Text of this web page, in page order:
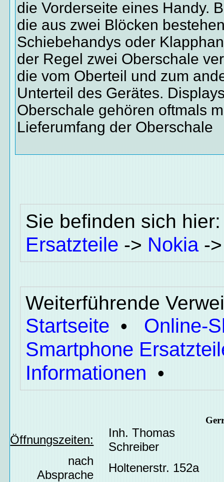
die Vorderseite eines Handy.
die aus zwei Blöcken
Schiebehandys oder
der Regel zwei Oberschale
die vom Oberteil und zum
Unterteil des Gerätes.
Oberschale gehören oftmals
Lieferumfang der Oberschale
Sie befinden sich
Ersatzteile -> Nokia-
Weiterführende
Startseite • Online-
Smartphone
Informationen •
Öffnungszeiten:
Inh. Thomas
Schreiber
nach
Absprache
Holtenerstr. 152a